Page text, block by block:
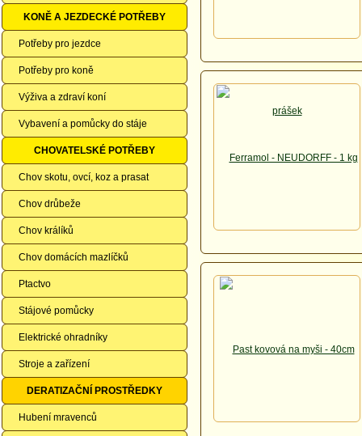
KONĚ A JEZDECKÉ POTŘEBY
Potřeby pro jezdce
Potřeby pro koně
Výživa a zdraví koní
Vybavení a pomůcky do stáje
CHOVATELSKÉ POTŘEBY
Chov skotu, ovcí, koz a prasat
Chov drůbeže
Chov králíků
Chov domácích mazlíčků
Ptactvo
Stájové pomůcky
Elektrické ohradníky
Stroje a zařízení
DERATIZAČNÍ PROSTŘEDKY
Hubení mravenců